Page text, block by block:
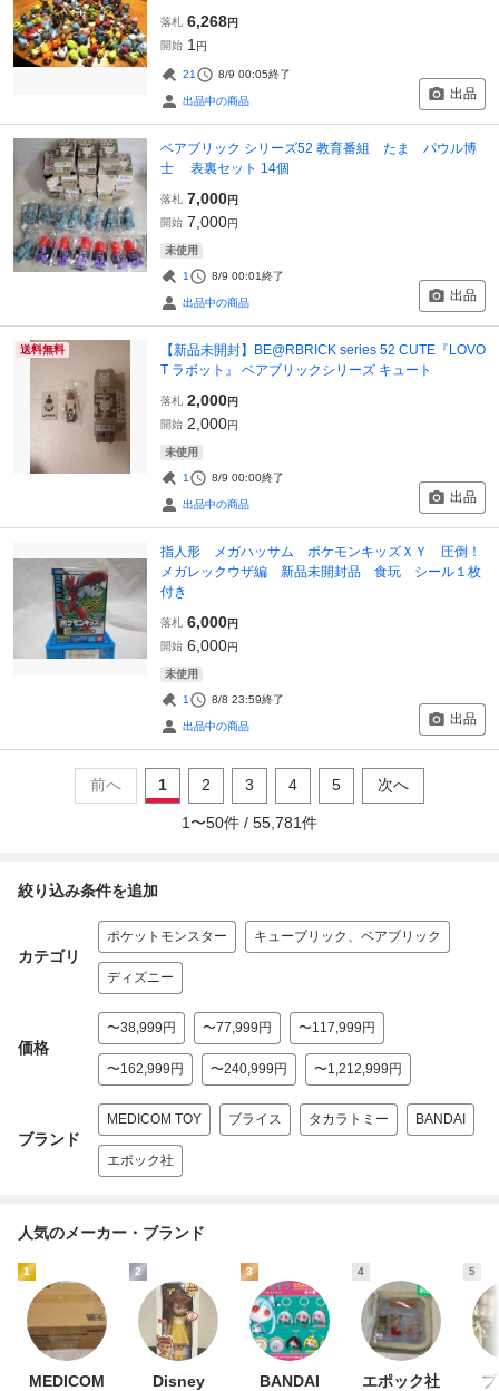
落札 6,268円
開始 1 円
21 8/9 00:05終了
出品中の商品 出品
ベアブリック シリーズ52 教育番組 たま パウル博
士 表裏セット 14個
落札 7,000円
開始 7,000円
未使用
1 8/9 00:01終了
出品中の商品 出品
送料無料
【新品未開封】BE@RBRICK series 52 CUTE『LOVO
T ラボット』 ベアブリックシリーズ キュート
落札 2,000円
開始 2,000円
未使用
1 8/9 00:00終了
出品中の商品 出品
指人形 メガハッサム ポケモンキッズＸＹ 圧倒！
メガレックウザ編 新品未開封品 食玩 シール１枚
付き
落札 6,000円
開始 6,000円
未使用
1 8/8 23:59終了
出品中の商品 出品
前へ 1 2 3 4 5 次へ
1 〜50件 / 55,781件
絞り込み条件を追加
カテゴリ
ポケットモンスター キューブリック、ベアブリック
ディズニー
価格
〜38,999円 〜77,999円 〜117,999円
〜162,999円 〜240,999円 〜1,212,999円
ブランド
MEDICOM TOY ブライス タカラトミー BANDAI
エポック社
人気のメーカー・ブランド
1
MEDICOM
2
Disney
3
BANDAI
4
エポック社
5